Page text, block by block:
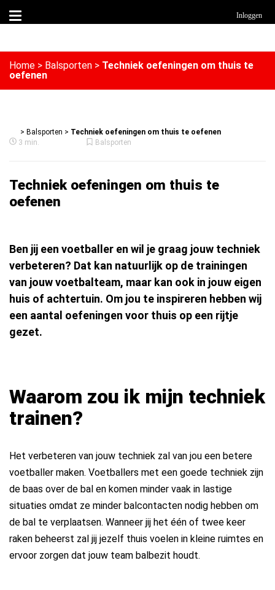
Inloggen
Home > Balsporten > Techniek oefeningen om thuis te
oefenen
> Balsporten > Techniek oefeningen om thuis te oefenen
3 min.
Balsporten
Techniek oefeningen om thuis te
oefenen
Ben jij een voetballer en wil je graag jouw techniek
verbeteren? Dat kan natuurlijk op de trainingen
van jouw voetbalteam, maar kan ook in jouw eigen
huis of achtertuin. Om jou te inspireren hebben wij
een aantal oefeningen voor thuis op een rijtje
gezet.
Waarom zou ik mijn techniek
trainen?
Het verbeteren van jouw techniek zal van jou een betere
voetballer maken. Voetballers met een goede techniek zijn
de baas over de bal en komen minder vaak in lastige
situaties omdat ze minder balcontacten nodig hebben om
de bal te verplaatsen. Wanneer jij het één of twee keer
raken beheerst zal jij jezelf thuis voelen in kleine ruimtes en
ervoor zorgen dat jouw team balbezit houdt.